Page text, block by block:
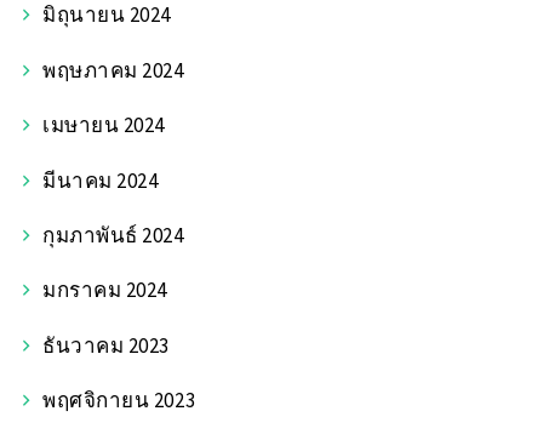
มิถุนายน 2024
พฤษภาคม 2024
เมษายน 2024
มีนาคม 2024
กุมภาพันธ์ 2024
มกราคม 2024
ธันวาคม 2023
พฤศจิกายน 2023